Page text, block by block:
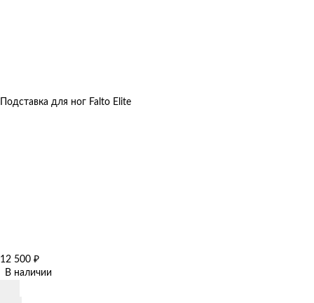
Подставка для ног Falto Elite
12 500 ₽
В наличии